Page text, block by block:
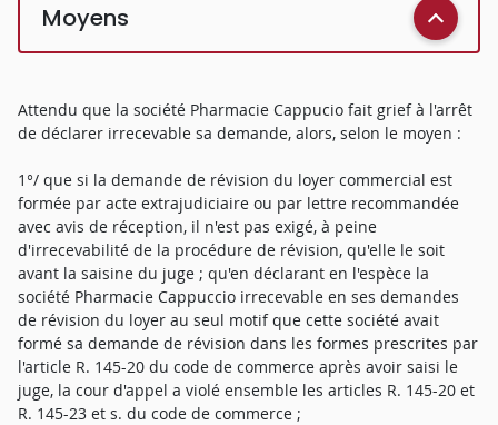
Moyens
Attendu que la société Pharmacie Cappucio fait grief à l'arrêt
de déclarer irrecevable sa demande, alors, selon le moyen :
1°/ que si la demande de révision du loyer commercial est
formée par acte extrajudiciaire ou par lettre recommandée
avec avis de réception, il n'est pas exigé, à peine
d'irrecevabilité de la procédure de révision, qu'elle le soit
avant la saisine du juge ; qu'en déclarant en l'espèce la
société Pharmacie Cappuccio irrecevable en ses demandes
de révision du loyer au seul motif que cette société avait
formé sa demande de révision dans les formes prescrites par
l'article R. 145-20 du code de commerce après avoir saisi le
juge, la cour d'appel a violé ensemble les articles R. 145-20 et
R. 145-23 et s. du code de commerce ;